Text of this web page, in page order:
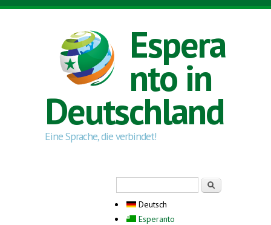
Direkt zum Inhalt
Espera
nto in
Deutschland
Eine Sprache, die verbindet!
Deutsch
Esperanto